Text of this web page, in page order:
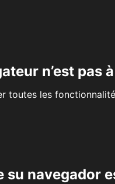
n’est pas
toutes les
navegador